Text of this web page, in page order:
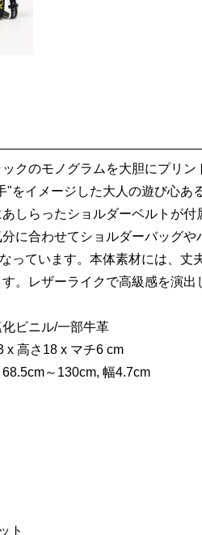
クのモノグラムを大胆にプリ
"をイメージした大人の遊び心あ
あしらったショルダーベルトが
に合わせてショルダーバッグ
っています。本体素材には、丈
。レザーライクで高級感を演
化ビニル/一部牛革
x 高さ18 x マチ6 cm
68.5cm～130cm, 幅4.7cm
ト